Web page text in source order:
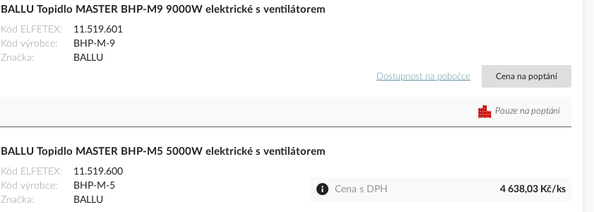
BALLU Topidlo MASTER BHP-M9 9000W elektrické s ventilátorem
Kód ELFETEX
11.519.601
Kód výrobce
BHP-M-9
Značka
BALLU
Dostupnost na pobočce Cena na poptání
Pouze na poptání
BALLU Topidlo MASTER BHP-M5 5000W elektrické s ventilátorem
Kód ELFETEX
11.519.600
Kód výrobce
BHP-M-5
Značka
BALLU
Cena s DPH 4 638,03 Kč/ks